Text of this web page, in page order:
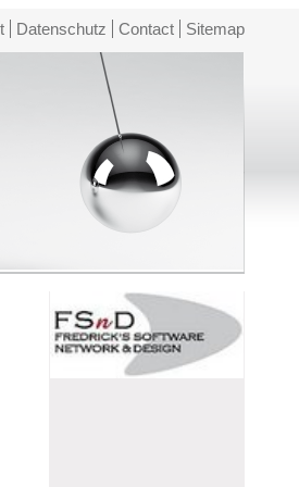
Datenschutz Contact Sitemap